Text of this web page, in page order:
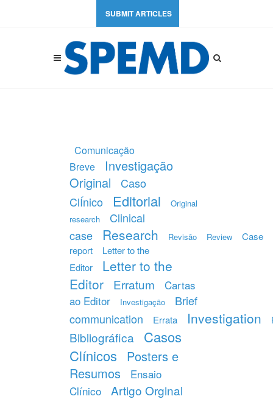
SUBMIT ARTICLES
Comunicação
Breve
Investigação
Original
Caso
ClÍnico
Editorial
Original
research
Clinical
case
Research Revisão Review
Case
report
Letter to the
Editor
Letter to the
Editor
Erratum
Cartas
ao Editor
Investigação
Brief
communication
Errata Investigation
Bibliográfica
Casos
Clínicos
Posters e
Resumos
Ensaio
Clínico
Artigo Orginal